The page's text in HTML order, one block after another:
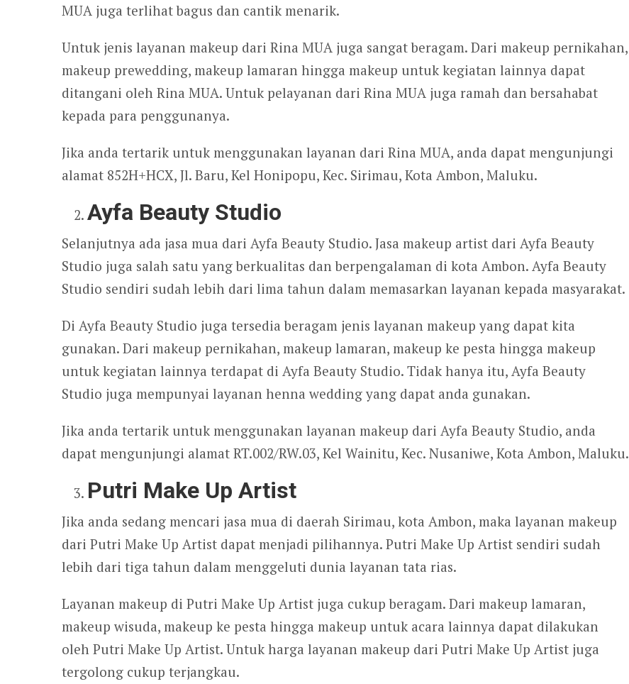
MUA juga terlihat bagus dan cantik menarik.
Untuk jenis layanan makeup dari Rina MUA juga sangat beragam. Dari makeup pernikahan,
makeup prewedding, makeup lamaran hingga makeup untuk kegiatan lainnya dapat
ditangani oleh Rina MUA. Untuk pelayanan dari Rina MUA juga ramah dan bersahabat
kepada para penggunanya.
Jika anda tertarik untuk menggunakan layanan dari Rina MUA, anda dapat mengunjungi
alamat 852H+HCX, Jl. Baru, Kel Honipopu, Kec. Sirimau, Kota Ambon, Maluku.
Ayfa Beauty Studio
Selanjutnya ada jasa mua dari Ayfa Beauty Studio. Jasa makeup artist dari Ayfa Beauty
Studio juga salah satu yang berkualitas dan berpengalaman di kota Ambon. Ayfa Beauty
Studio sendiri sudah lebih dari lima tahun dalam memasarkan layanan kepada masyarakat.
Di Ayfa Beauty Studio juga tersedia beragam jenis layanan makeup yang dapat kita
gunakan. Dari makeup pernikahan, makeup lamaran, makeup ke pesta hingga makeup
untuk kegiatan lainnya terdapat di Ayfa Beauty Studio. Tidak hanya itu, Ayfa Beauty
Studio juga mempunyai layanan henna wedding yang dapat anda gunakan.
Jika anda tertarik untuk menggunakan layanan makeup dari Ayfa Beauty Studio, anda
dapat mengunjungi alamat RT.002/RW.03, Kel Wainitu, Kec. Nusaniwe, Kota Ambon, Maluku.
Putri Make Up Artist
Jika anda sedang mencari jasa mua di daerah Sirimau, kota Ambon, maka layanan makeup
dari Putri Make Up Artist dapat menjadi pilihannya. Putri Make Up Artist sendiri sudah
lebih dari tiga tahun dalam menggeluti dunia layanan tata rias.
Layanan makeup di Putri Make Up Artist juga cukup beragam. Dari makeup lamaran,
makeup wisuda, makeup ke pesta hingga makeup untuk acara lainnya dapat dilakukan
oleh Putri Make Up Artist. Untuk harga layanan makeup dari Putri Make Up Artist juga
tergolong cukup terjangkau.